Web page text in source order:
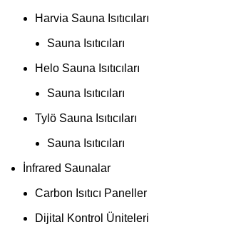
Harvia Sauna Isıtıcıları
Sauna Isıtıcıları
Helo Sauna Isıtıcıları
Sauna Isıtıcıları
Tylö Sauna Isıtıcıları
Sauna Isıtıcıları
İnfrared Saunalar
Carbon Isıtıcı Paneller
Dijital Kontrol Üniteleri